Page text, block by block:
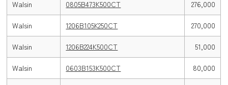
Walsin 0805B473K500CT 276,000
Walsin 1206B105K250CT 270,000
Walsin 1206B224K500CT 51,000
Walsin 0603B153K500CT 80,000